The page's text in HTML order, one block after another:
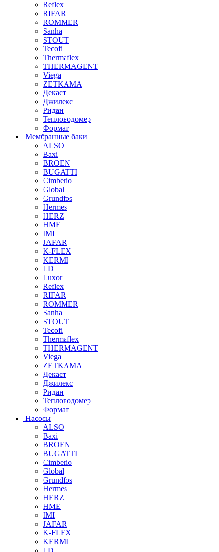
Reflex
RIFAR
ROMMER
Sanha
STOUT
Tecofi
Thermaflex
THERMAGENT
Viega
ZETKAMA
Декаст
Джилекс
Ридан
Тепловодомер
Формат
Мембранные баки
ALSO
Baxi
BROEN
BUGATTI
Cimberio
Global
Grundfos
Hermes
HERZ
HME
IMI
JAFAR
K-FLEX
KERMI
LD
Luxor
Reflex
RIFAR
ROMMER
Sanha
STOUT
Tecofi
Thermaflex
THERMAGENT
Viega
ZETKAMA
Декаст
Джилекс
Ридан
Тепловодомер
Формат
Насосы
ALSO
Baxi
BROEN
BUGATTI
Cimberio
Global
Grundfos
Hermes
HERZ
HME
IMI
JAFAR
K-FLEX
KERMI
LD